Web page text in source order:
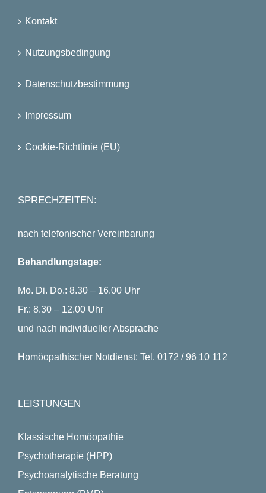
Kontakt
Nutzungsbedingung
Datenschutzbestimmung
Impressum
Cookie-Richtlinie (EU)
SPRECHZEITEN:
nach telefonischer Vereinbarung
Behandlungstage:
Mo. Di. Do.: 8.30 – 16.00 Uhr
Fr.: 8.30 – 12.00 Uhr
und nach individueller Absprache
Homöopathischer Notdienst: Tel. 0172 / 96 10 112
LEISTUNGEN
Klassische Homöopathie
Psychotherapie (HPP)
Psychoanalytische Beratung